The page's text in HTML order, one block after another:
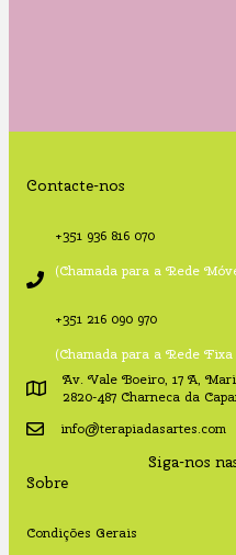
Contacte-nos
+351 936 816 070
(Chamada para a Rede
+351 216 090 970
(Chamada para a Rede
Av. Vale Boeiro, 17 A,
2820-487 Charneca da
info@terapiadasartes.com
Siga-nos
Sobre
Condições Gerais